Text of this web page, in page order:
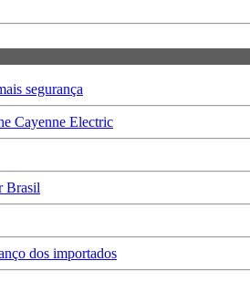
segurança
Cayenne Electric
Brasil
dos importados